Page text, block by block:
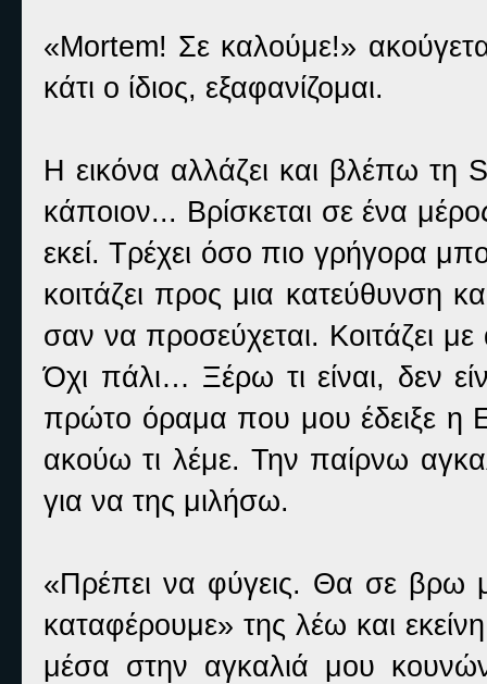
«Mortem! Σε καλούμε!»
κάτι ο ίδιος, εξαφανίζομαι.
Η εικόνα αλλάζει και βλέπω τη
κάποιον... Βρίσκεται σε ένα
εκεί. Τρέχει όσο πιο γρήγορα
κοιτάζει προς μια κατεύθυνση
σαν να προσεύχεται. Κοιτάζει
Όχι πάλι… Ξέρω τι είναι, δεν
πρώτο όραμα που μου έδειξε η
ακούω τι λέμε. Την παίρνω
για να της μιλήσω.
«Πρέπει να φύγεις. Θα σε βρω
καταφέρουμε» της λέω και
μέσα στην αγκαλιά μου